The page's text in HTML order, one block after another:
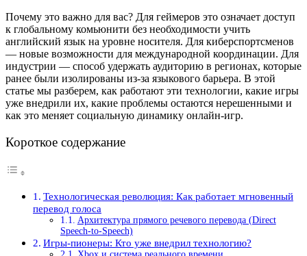
Почему это важно для вас? Для геймеров это означает доступ
к глобальному комьюнити без необходимости учить
английский язык на уровне носителя. Для киберспортсменов
— новые возможности для международной координации. Для
индустрии — способ удержать аудиторию в регионах, которые
ранее были изолированы из-за языкового барьера. В этой
статье мы разберем, как работают эти технологии, какие игры
уже внедрили их, какие проблемы остаются нерешенными и
как это меняет социальную динамику онлайн-игр.
Короткое содержание
Технологическая революция: Как работает мгновенный
перевод голоса
Архитектура прямого речевого перевода (Direct
Speech-to-Speech)
Игры-пионеры: Кто уже внедрил технологию?